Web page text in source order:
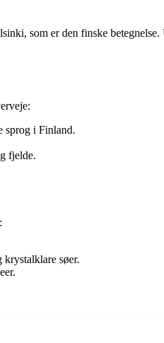
som er den finske
sprog i Finland.
fjelde.
krystalklare søer.